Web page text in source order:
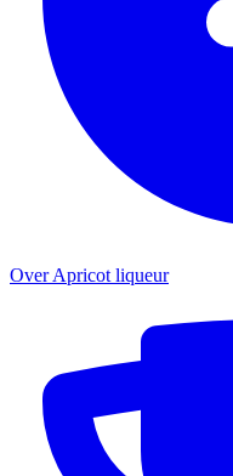
Over Apricot liqueur